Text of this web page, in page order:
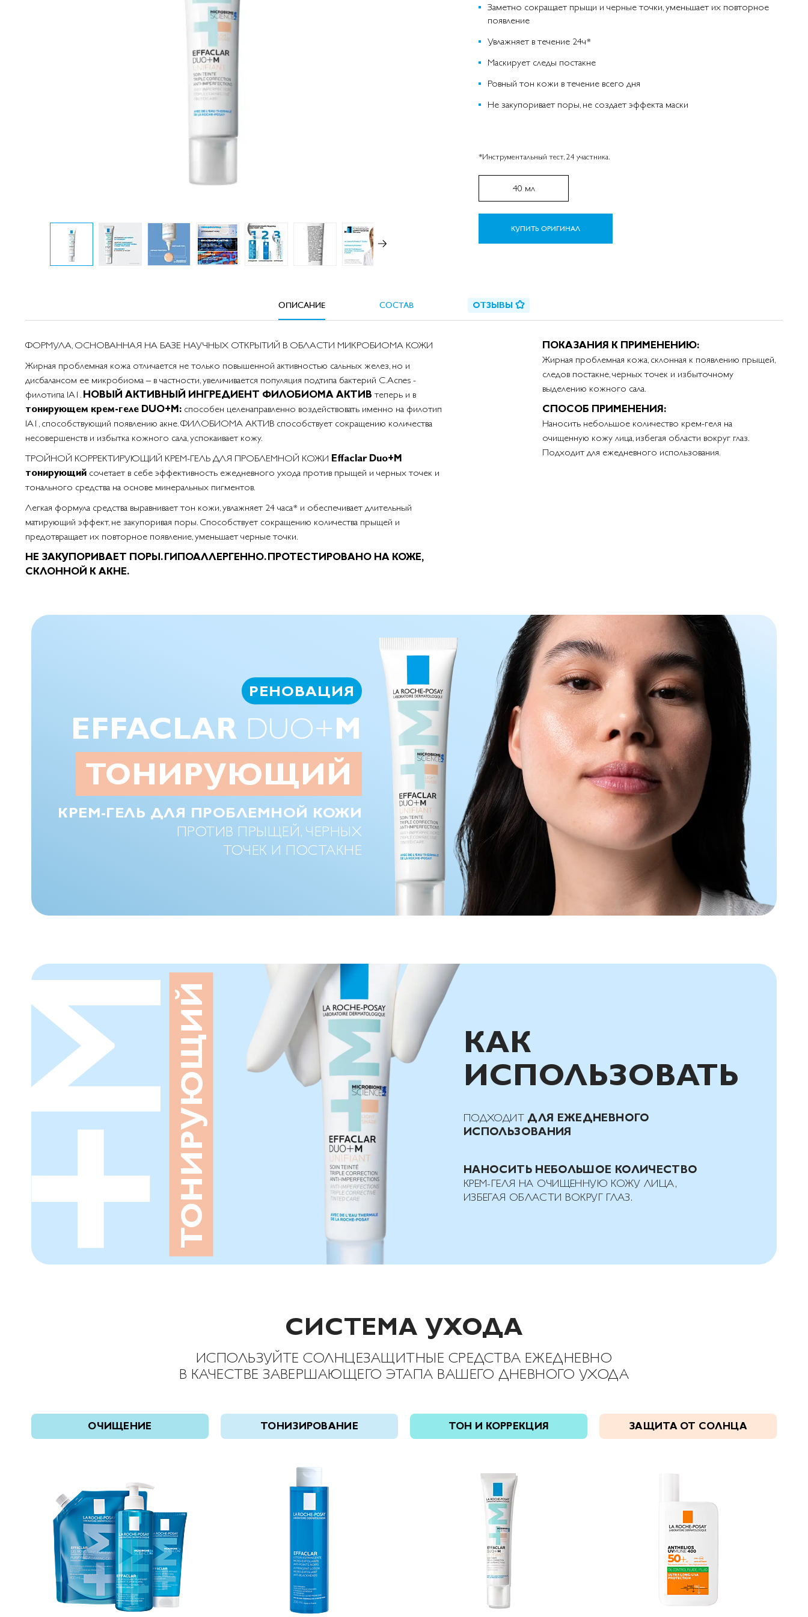
Заметно сокращает прыщи и черные точки, уменьшает их повторное
появление
Увлажняет в течение 24ч*
Маскирует следы постакне
Ровный тон кожи в течение всего дня
Не закупоривает поры, не создает эффекта маски
*Инструментальный тест, 24 участника.
40 мл
КУПИТЬ ОРИГИНАЛ
ОПИСАНИЕ СОСТАВ ОТЗЫВЫ
ФОРМУЛА, ОСНОВАННАЯ НА БАЗЕ НАУЧНЫХ ОТКРЫТИЙ В ОБЛАСТИ МИКРОБИОМА КОЖИ
Жирная проблемная кожа отличается не только повышенной активностью сальных желез, но и
дисбалансом ее микробиома – в частности, увеличивается популяция подтипа бактерий С.Acnes -
филотипа IA1. НОВЫЙ АКТИВНЫЙ ИНГРЕДИЕНТ ФИЛОБИОМА AКТИВ теперь и в
тонирующем крем-геле DUO+M: способен целенаправленно воздействовать именно на филотип
IA1, способствующий появлению акне. ФИЛОБИОМА AКТИВ способствует сокращению количества
несовершенств и избытка кожного сала, успокаивает кожу.
ТРОЙНОЙ КОРРЕКТИРУЮЩИЙ КРЕМ-ГЕЛЬ ДЛЯ ПРОБЛЕМНОЙ КОЖИ Effaclar Duo+M
тонирующий сочетает в себе эффективность ежедневного ухода против прыщей и черных точек и
тонального средства на основе минеральных пигментов.
Легкая формула средства выравнивает тон кожи, увлажняет 24 часа* и обеспечивает длительный
матирующий эффект, не закупоривая поры. Способствует сокращению количества прыщей и
предотвращает их повторное появление, уменьшает черные точки.
НЕ ЗАКУПОРИВАЕТ ПОРЫ. ГИПОАЛЛЕРГЕННО. ПРОТЕСТИРОВАНО НА КОЖЕ,
СКЛОННОЙ К АКНЕ.
ПОКАЗАНИЯ К ПРИМЕНЕНИЮ:
Жирная проблемная кожа, склонная к появлению прыщей,
следов постакне, черных точек и избыточному
выделению кожного сала.
СПОСОБ ПРИМЕНЕНИЯ:
Наносить небольшое количество крем-геля на
очищенную кожу лица, избегая области вокруг глаз.
Подходит для ежедневного использования.
РЕНОВАЦИЯ
EFFACLAR DUO+M
ТОНИРУЮЩИЙ
КРЕМ-ГЕЛЬ ДЛЯ ПРОБЛЕМНОЙ КОЖИ
ПРОТИВ ПРЫЩЕЙ, ЧЕРНЫХ
ТОЧЕК И ПОСТАКНЕ
ТОНИРУЮЩИЙ
КАК
ИСПОЛЬЗОВАТЬ
ПОДХОДИТ ДЛЯ ЕЖЕДНЕВНОГО
ИСПОЛЬЗОВАНИЯ
НАНОСИТЬ НЕБОЛЬШОЕ КОЛИЧЕСТВО
КРЕМ-ГЕЛЯ НА ОЧИЩЕННУЮ КОЖУ ЛИЦА,
ИЗБЕГАЯ ОБЛАСТИ ВОКРУГ ГЛАЗ.
СИСТЕМА УХОДА
ИСПОЛЬЗУЙТЕ СОЛНЦЕЗАЩИТНЫЕ СРЕДСТВА ЕЖЕДНЕВНО
В КАЧЕСТВЕ ЗАВЕРШАЮЩЕГО ЭТАПА ВАШЕГО ДНЕВНОГО УХОДА
ОЧИЩЕНИЕ ТОНИЗИРОВАНИЕ ТОН И КОРРЕКЦИЯ ЗАЩИТА ОТ СОЛНЦА